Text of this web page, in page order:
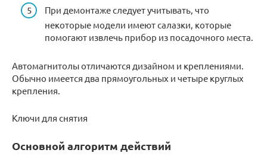
При демонтаже следует учитывать, что
некоторые модели имеют салазки, которые
помогают извлечь прибор из посадочного места.
Автомагнитолы отличаются дизайном и креплениями.
Обычно имеется два прямоугольных и четыре круглых
крепления.
Ключи для снятия
Основной алгоритм действий